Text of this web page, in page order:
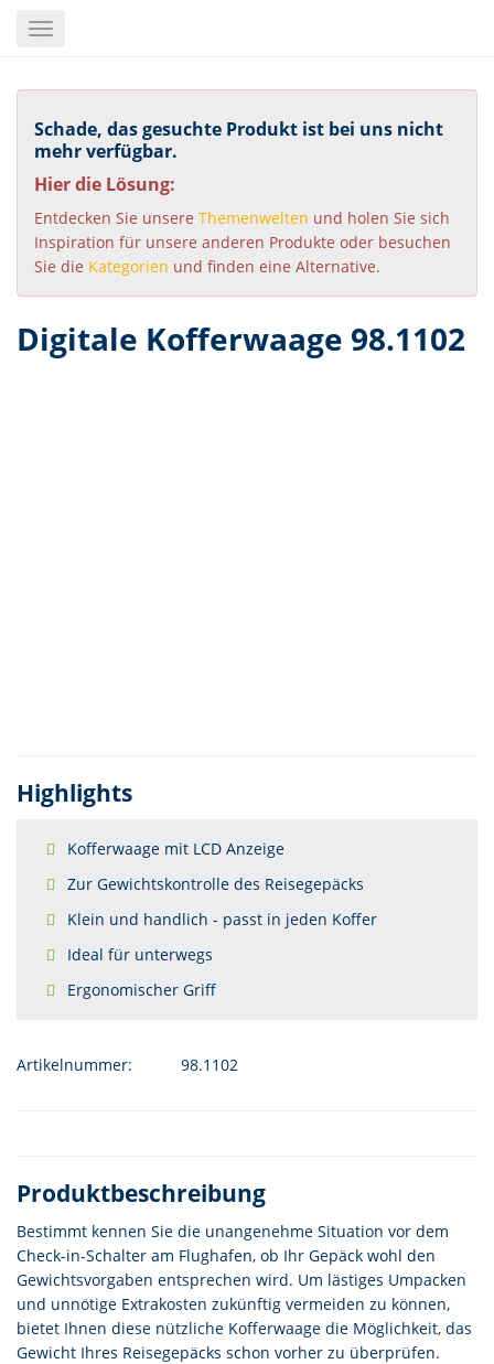
content
Toggle
Schade, das gesuchte Produkt ist bei uns nicht
mehr verfügbar.
Hier die Lösung:
Entdecken Sie unsere Themenwelten und holen Sie sich
Inspiration für unsere anderen Produkte oder besuchen
Sie die Kategorien und finden eine Alternative.
Digitale Kofferwaage 98.1102
Highlights
Kofferwaage mit LCD Anzeige
Zur Gewichtskontrolle des Reisegepäcks
Klein und handlich - passt in jeden Koffer
Ideal für unterwegs
Ergonomischer Griff
Artikelnummer: 98.1102
Produktbeschreibung
Bestimmt kennen Sie die unangenehme Situation vor dem
Check-in-Schalter am Flughafen, ob Ihr Gepäck wohl den
Gewichtsvorgaben entsprechen wird. Um lästiges Umpacken
und unnötige Extrakosten zukünftig vermeiden zu können,
bietet Ihnen diese nützliche Kofferwaage die Möglichkeit, das
Gewicht Ihres Reisegepäcks schon vorher zu überprüfen.